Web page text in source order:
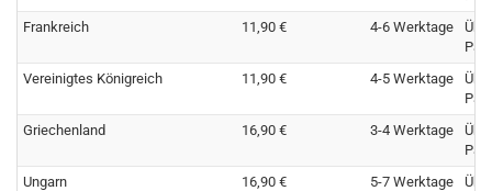
Frankreich
11,90 € 4-6 Werktage
Vereinigtes Königreich
11,90 € 4-5 Werktage
Griechenland
16,90 € 3-4 Werktage
Ungarn
16,90 € 5-7 Werktage